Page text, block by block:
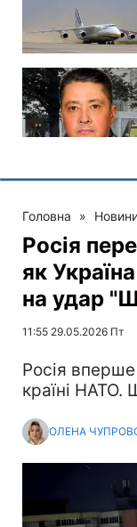
Головна »
Росія
як
на удар
11:55 29.05.2026 Пт
Росія
країні НАТО.
ОЛЕНА